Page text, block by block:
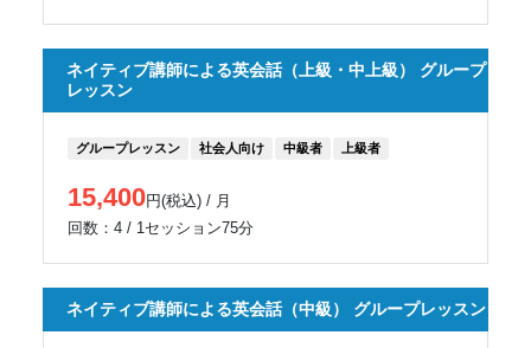
ネイティブ講師による英会話（上級・中上級） グループ
レッスン
グループレッスン 社会人向け 中級者 上級者
15,400円(税込) / 月
回数：4 / 1セッション75分
ネイティブ講師による英会話（中級） グループレッスン